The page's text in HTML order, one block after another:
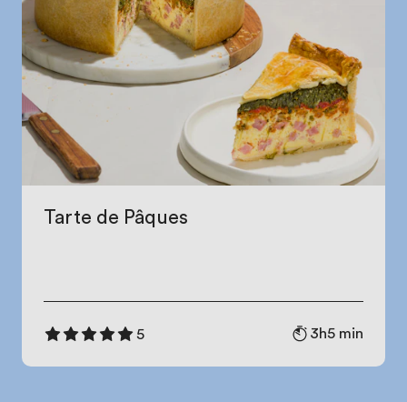
Tarte de Pâques
5 3h5 min